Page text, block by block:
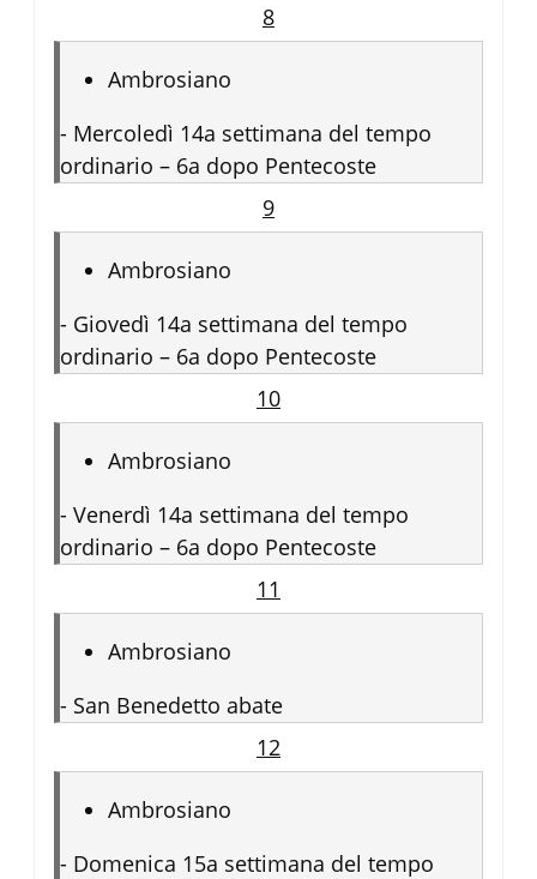
8
Ambrosiano
- Mercoledì 14a settimana del tempo
ordinario – 6a dopo Pentecoste
9
Ambrosiano
- Giovedì 14a settimana del tempo
ordinario – 6a dopo Pentecoste
10
Ambrosiano
- Venerdì 14a settimana del tempo
ordinario – 6a dopo Pentecoste
11
Ambrosiano
- San Benedetto abate
12
Ambrosiano
- Domenica 15a settimana del tempo